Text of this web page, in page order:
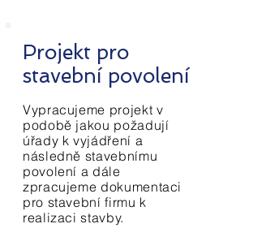
Projekt pro
stavební povolení
Vypracujeme projekt v
podobě jakou požadují
úřady k vyjádření a
následně stavebnímu
povolení a dále
zpracujeme dokumentaci
pro stavební firmu k
realizaci stavby.